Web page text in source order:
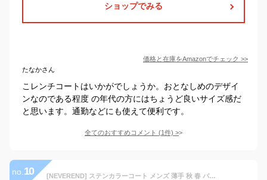
ショップでみる
価格と在庫をAmazonでチェック >>
たなかさん
こレンチコートはいかがでしょうか。おとなしめのデザイ
ンなのである程度 の年代の方にはちょうど良いサイズ感だ
と思います。通勤などにも使えて便利です。
全てのおすすめコメント (1件) >
no. 10 [NEVEREND] ステンカラーコート メンズ 薄手 秋 春 バルカラー ビジネスコート コート ビジネス ミドル丈 膝上 軽量 防風 透湿 撥水 手洗い可 スプリングコート 男性 メンズコート ブラック L